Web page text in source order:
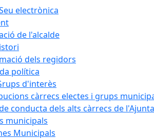
electrònica
de l'alcalde
dels regidors
política
d'interès
càrrecs electes i grups
conducta dels alts càrrecs de
municipals
Municipals